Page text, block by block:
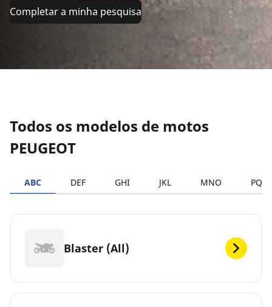
Completar a minha pesquisa
Todos os modelos de motos
PEUGEOT
ABC DEF GHI JKL MNO PQRS
Blaster (All)